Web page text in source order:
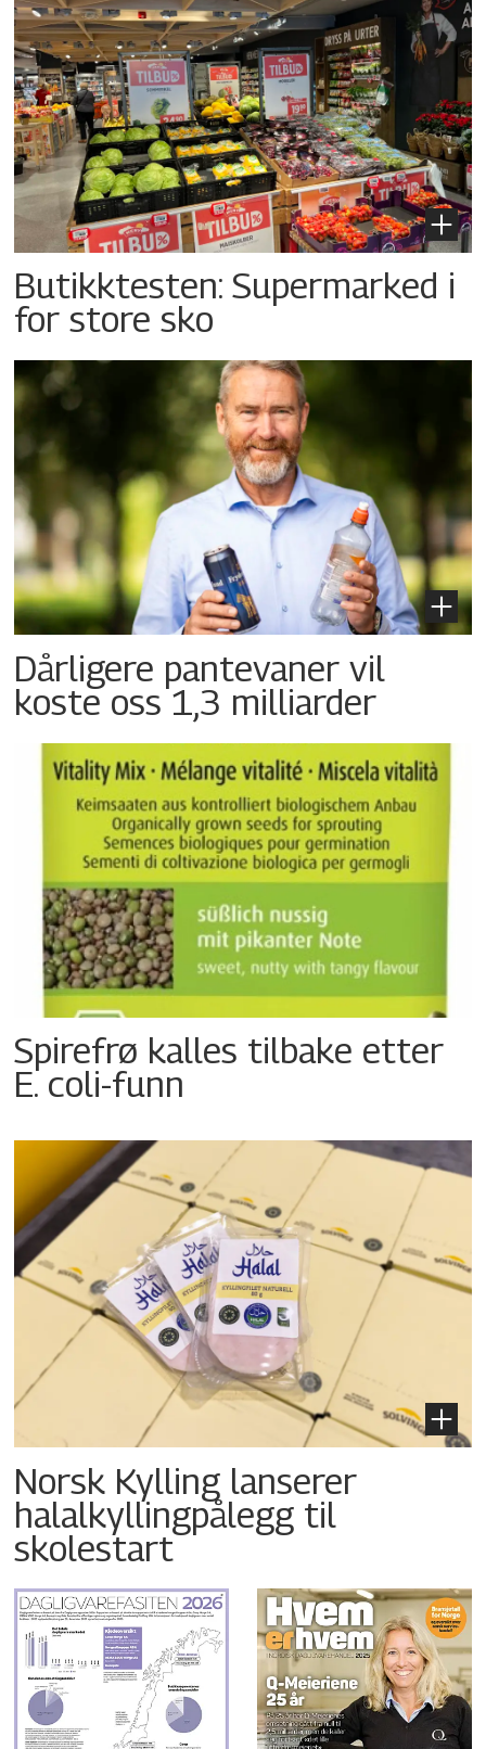
Butikktesten: Supermarked i
for store sko
Dårligere pantevaner vil
koste oss 1,3 milliarder
Spirefrø kalles tilbake etter
E. coli-funn
Norsk Kylling lanserer
halalkyllingpålegg til
skolestart